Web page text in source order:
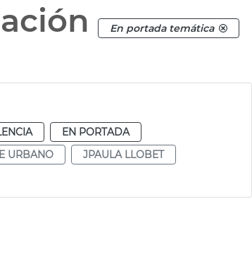
En portada temática
EN PORTADA
URBANO
JPAULA LLOBET